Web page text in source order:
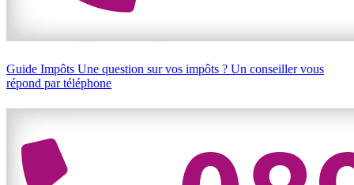
Guide Impôts Une question sur vos impôts ? Un conseiller vous
répond par téléphone